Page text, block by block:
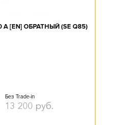
А [EN] ОБРАТНЫЙ (SE Q85)
Без Trade-in
13 200 руб.